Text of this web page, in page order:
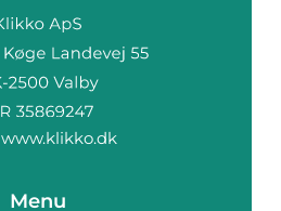
www.klikko.dk
Menu